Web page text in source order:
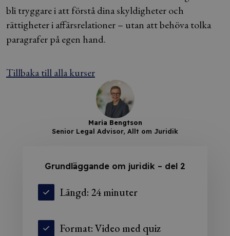
bli tryggare i att förstå dina skyldigheter och
rättigheter i affärsrelationer – utan att behöva tolka
paragrafer på egen hand.
Tillbaka till alla kurser
Maria Bengtson
Senior Legal Advisor, Allt om Juridik
Grundläggande om juridik – del 2
Längd: 24 minuter
Format: Video med quiz